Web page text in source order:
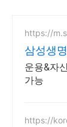
https://
삼성생
속은제
운용&자
가능
https://